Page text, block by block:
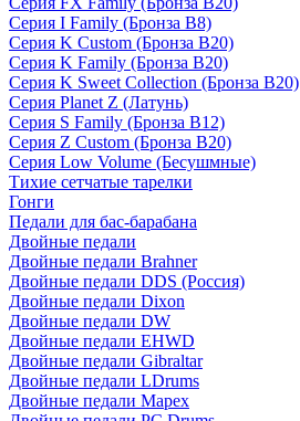
Серия I Family (Бронза B8)
Серия K Custom (Бронза B20)
Серия K Family (Бронза B20)
Серия K Sweet Collection (Бронза B20)
Серия Planet Z (Латунь)
Серия S Family (Бронза B12)
Серия Z Custom (Бронза B20)
Серия Low Volume (Бесушмные)
Тихие сетчатые тарелки
Гонги
Педали для бас-барабана
Двойные педали
Двойные педали Brahner
Двойные педали DDS (Россия)
Двойные педали Dixon
Двойные педали DW
Двойные педали EHWD
Двойные педали Gibraltar
Двойные педали LDrums
Двойные педали Mapex